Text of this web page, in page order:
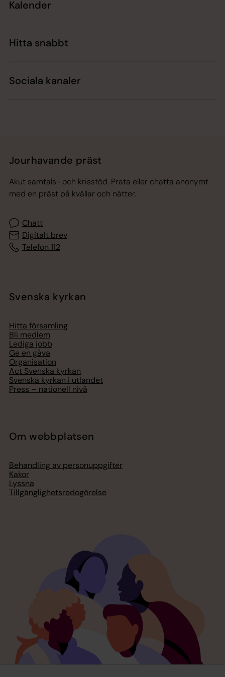
Kalender
Hitta snabbt
Sociala kanaler
Jourhavande präst
Akut samtals- och krisstöd. Prata eller chatta anonymt
med en präst på kvällar och nätter.
Chatt
Digitalt brev
Telefon 112
Svenska kyrkan
Hitta församling
Bli medlem
Lediga jobb
Ge en gåva
Organisation
Act Svenska kyrkan
Svenska kyrkan i utlandet
Press – nationell nivå
Om webbplatsen
Behandling av personuppgifter
Kakor
Lyssna
Tillgänglighetsredogörelse